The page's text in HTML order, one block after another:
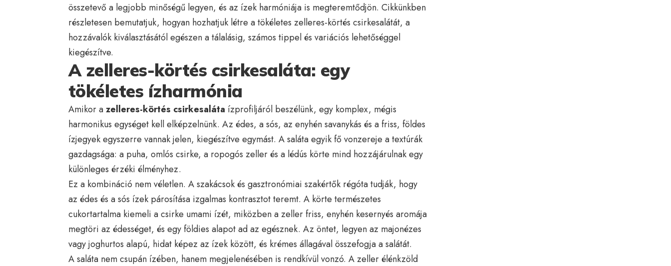
összetevő a legjobb minőségű legyen, és az ízek harmóniája is megteremtődjön. Cikkünkben
részletesen bemutatjuk, hogyan hozhatjuk létre a tökéletes zelleres-körtés csirkesalátát, a
hozzávalók kiválasztásától egészen a tálalásig, számos tippel és variációs lehetőséggel
kiegészítve.
A zelleres-körtés csirkesaláta: egy
tökéletes ízharmónia
Amikor azelleres-körtés csirkesaláta ízprofiljáról beszélünk, egy komplex, mégis
harmonikus egységet kell elképzelnünk. Az édes, a sós, az enyhén savanykás és a friss, földes
ízjegyek egyszerre vannak jelen, kiegészítve egymást. A saláta egyik fő vonzereje a textúrák
gazdagsága: a puha, omlós csirke, a ropogós zeller és a lédús körte mind hozzájárulnak egy
különleges érzéki élményhez.
Ez a kombináció nem véletlen. A szakácsok és gasztronómiai szakértők régóta tudják, hogy
az édes és a sós ízek párosítása izgalmas kontrasztot teremt. A körte természetes
cukortartalma kiemeli a csirke umami ízét, miközben a zeller friss, enyhén kesernyés aromája
megtöri az édességet, és egy földies alapot ad az egésznek. Az öntet, legyen az majonézes
vagy joghurtos alapú, hidat képez az ízek között, és krémes állagával összefogja a salátát.
A saláta nem csupán ízében, hanem megjelenésében is rendkívül vonzó. A zeller élénkzöld